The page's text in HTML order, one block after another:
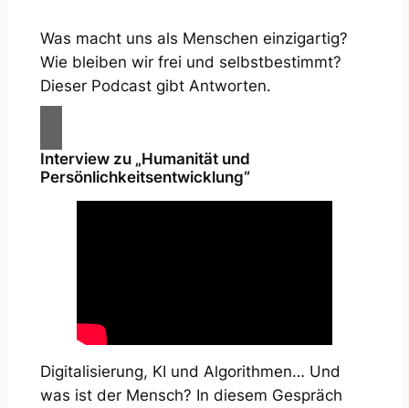
Was macht uns als Menschen einzigartig?
Wie bleiben wir frei und selbstbestimmt?
Dieser Podcast gibt Antworten.
Interview zu „Humanität und
Persönlichkeitsentwicklung“
Digitalisierung, KI und Algorithmen… Und
was ist der Mensch? In diesem Gespräch